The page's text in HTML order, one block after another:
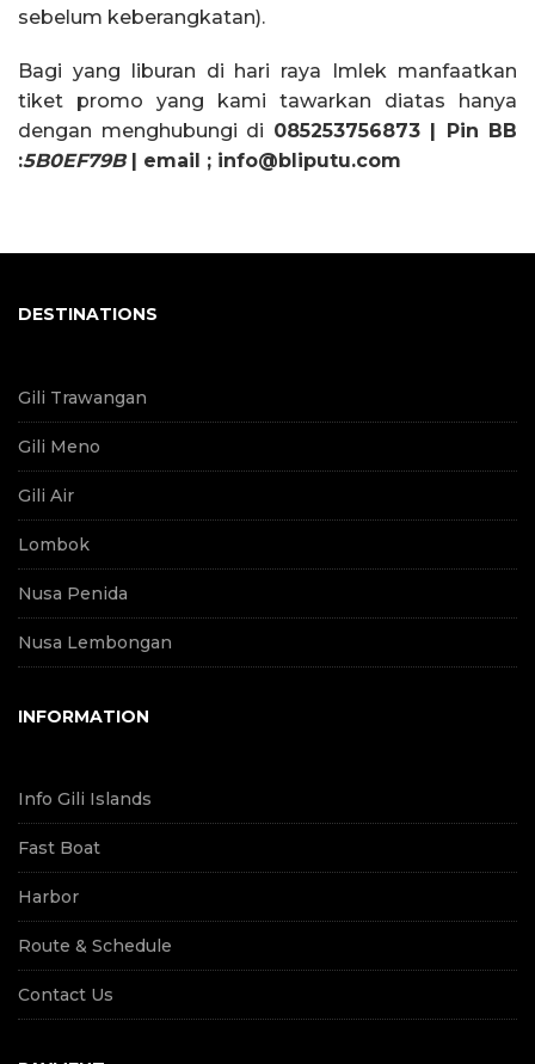
sebelum keberangkatan).
Bagi yang liburan di hari raya Imlek manfaatkan
tiket promo yang kami tawarkan diatas hanya
dengan menghubungi di 085253756873 | Pin BB
:5B0EF79B| email ; info@bliputu.com
DESTINATIONS
Gili Trawangan
Gili Meno
Gili Air
Lombok
Nusa Penida
Nusa Lembongan
INFORMATION
Info Gili Islands
Fast Boat
Harbor
Route & Schedule
Contact Us